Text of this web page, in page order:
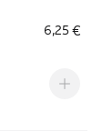
6,25 €